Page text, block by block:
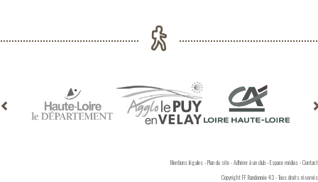
Mentions légales-Plan du site-Adhérer à un club-Espace médias-Contact
Copyright FF Randonnée 43 - Tous droits réservés